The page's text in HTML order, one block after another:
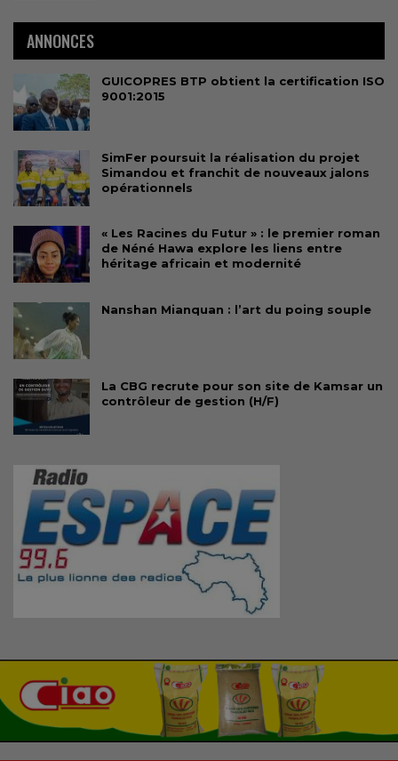
ANNONCES
GUICOPRES BTP obtient la certification ISO
9001:2015
SimFer poursuit la réalisation du projet
Simandou et franchit de nouveaux jalons
opérationnels
« Les Racines du Futur » : le premier roman
de Néné Hawa explore les liens entre
héritage africain et modernité
Nanshan Mianquan : l’art du poing souple
La CBG recrute pour son site de Kamsar un
contrôleur de gestion (H/F)